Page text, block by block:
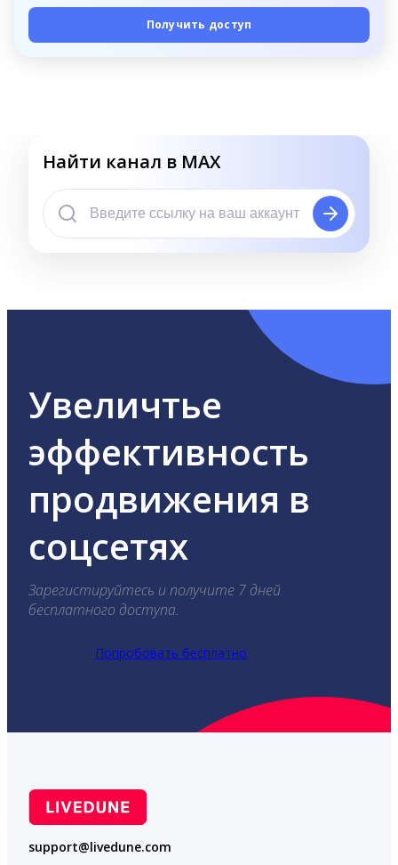
Получить доступ
Найти канал в MAX
Увеличтье
эффективность
продвижения в
соцсетях
Зарегистируйтесь и получите 7 дней
бесплатного доступа.
Попробовать бесплатно
support@livedune.com